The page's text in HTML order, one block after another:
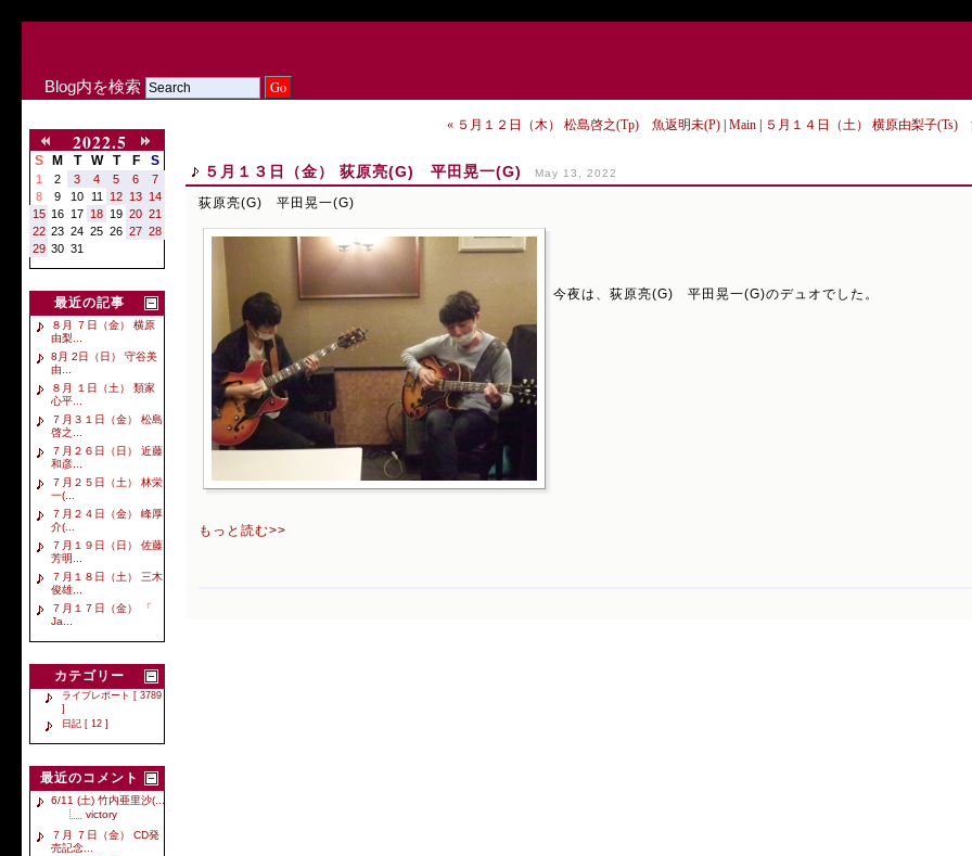
Blog内を検索
2022.5
S M T W T F S
1 2 3 4 5 6
7
8
9 10 11 12 13 14
15 16 17 18 19 20 21
22 23 24 25 26 27 28
29 30 31
最近の記事
８月 ７日（金） 横原
由梨...
8月 2日（日） 守谷美
由...
８月 １日（土） 類家
心平...
７月３１日（金） 松島
啓之...
７月２６日（日） 近藤
和彦...
７月２５日（土） 林栄
一(...
７月２４日（金） 峰厚
介(...
７月１９日（日） 佐藤
芳明...
７月１８日（土） 三木
俊雄...
７月１７日（金） 「
Ja...
カテゴリー
ライブレポート [ 3789
]
日記 [ 12 ]
最近のコメント
6/11 (土) 竹内亜里沙(...
victory
７月 ７日（金） CD発
売記念...
« ５月１２日（木） 松島啓之(Tp) 魚返明未(P)| Main| ５月１４日（土） 横原由梨子
５月１３日（金） 荻原亮(G) 平田晃一(G) May 13, 2022
荻原亮(G) 平田晃一(G)
今夜は、荻原亮(G) 平田晃一(G)のデュオでした。
もっと読む>>